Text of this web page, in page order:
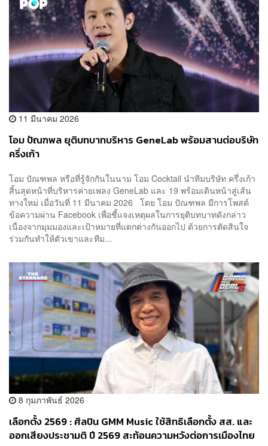
11 มีนาคม 2026
โอม ปัณฑพล ยุติบทบาทบริหาร GeneLab พร้อมสานต่อบริษัท
ครึ่งเก้า
โอม ปัณฑพล หรือที่รู้จักกันในนาม โอม Cocktail นำทีมบริษัท ครึ่งเก้า
สิ้นสุดหน้าที่บริหารค่ายเพลง GeneLab และ 19 พร้อมเดินหน้าสู่เส้น
ทางใหม่ เมื่อวันที่ 11 มีนาคม 2026 โดย โอม ปัณฑพล มีการโพสต์
ข้อความผ่าน Facebook เพื่อชี้แจงเหตุผลในการยุติบทบาทดังกล่าว
เนื่องจากมุมมองและเป้าหมายที่แตกต่างกันออกไป ด้วยการตัดสินใจ
ร่วมกันทำให้ตัวเขาและทีม...
8 กุมภาพันธ์ 2026
เลือกตั้ง 2569 : ศิลปิน GMM Music ใช้สิทธิเลือกตั้ง สส. และ
ออกเสียงประชามติ ปี 2569 สะท้อนความหวังต่อการเมืองไทย